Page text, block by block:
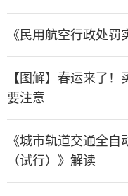
《民用航空行政处罚
【图解】春运来了
要注意
《城市轨道交通全
（试行）》解读